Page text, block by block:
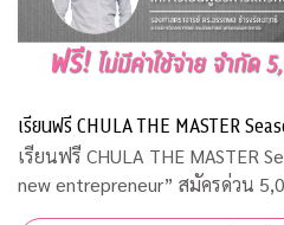
เรียนฟรี CHULA THE MASTER
เรียนฟรี CHULA THE MASTER Season 2
new entrepreneur”